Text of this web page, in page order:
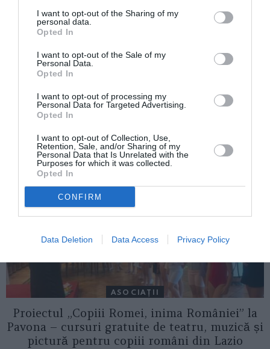
I want to opt-out of the Sharing of my
personal data.
Opted In
I want to opt-out of the Sale of my
Personal Data.
Opted In
I want to opt-out of processing my
Personal Data for Targeted Advertising.
Opted In
I want to opt-out of Collection, Use,
Retention, Sale, and/or Sharing of my
Personal Data that Is Unrelated with the
Purposes for which it was collected.
Opted In
CONFIRM
Data Deletion Data Access Privacy Policy
ITALIA
Concursul Miss Badante 2026: informații
ASOCIAŢII
Proiectul „Copiii Romei, inima României” la
Pavona – cursuri gratuite de teatru, muzică și
pictură pentru copiii români din Lazio